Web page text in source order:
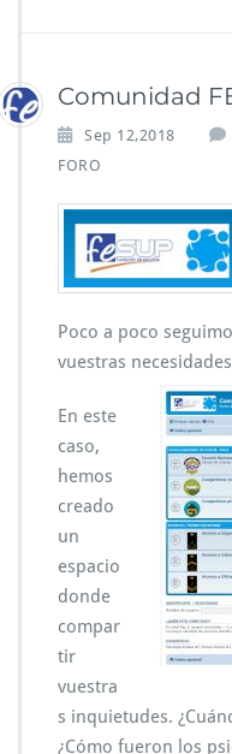
Comunidad
Sep 12,2018
FORO
Poco a poco
vuestras
En este
caso,
hemos
creado
un
espacio
donde
compar
tir
vuestra
s inquietudes.
¿Cómo fueron los